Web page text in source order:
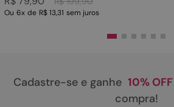
Ou 6x de R$ 13,31 sem juros
Cadastre-se e ganhe 10% OFF
compra!